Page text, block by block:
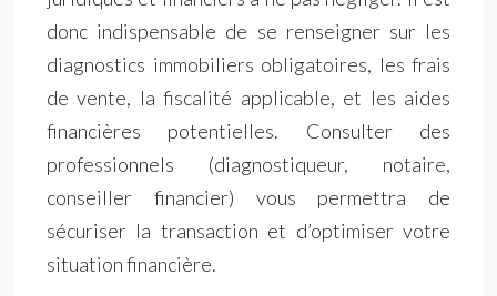
donc indispensable de se renseigner sur les
diagnostics immobiliers obligatoires, les frais
de vente, la fiscalité applicable, et les aides
financières potentielles. Consulter des
professionnels (diagnostiqueur, notaire,
conseiller financier) vous permettra de
sécuriser la transaction et d’optimiser votre
situation financière.